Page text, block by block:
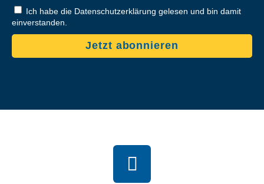
Ich habe die Datenschutzerklärung gelesen und bin damit
einverstanden.
Jetzt abonnieren